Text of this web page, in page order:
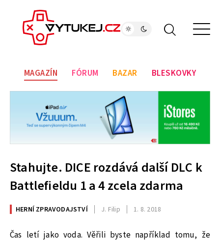
MAGAZÍN FÓRUM BAZAR BLESKOVKY
Stahujte. DICE rozdává další DLC k
Battlefieldu 1 a 4 zcela zdarma
HERNÍ ZPRAVODAJSTVÍ J. Filip 1. 8. 2018
Čas letí jako voda. Věřili byste například tomu, že